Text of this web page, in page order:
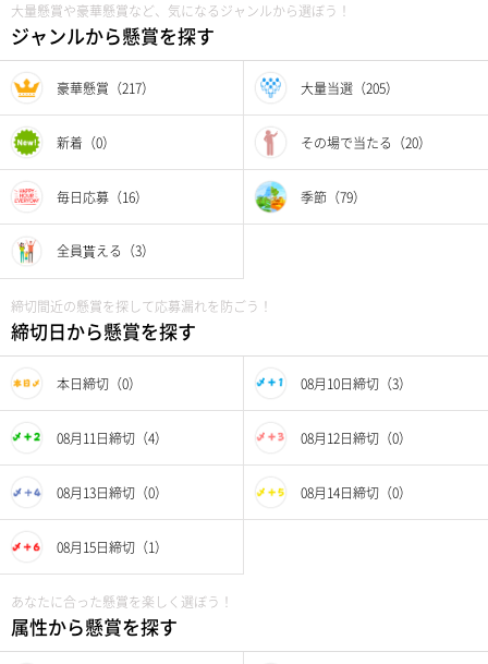
大量懸賞や豪華懸賞など、気になるジャンルから選ぼう！
ジャンルから懸賞を探す
豪華懸賞（217） 大量当選（205）
新着（0） その場で当たる（20）
毎日応募（16） 季節（79）
全員貰える（3）
締切間近の懸賞を探して応募漏れを防ごう！
締切日から懸賞を探す
本日締切（0） 08月10日締切（3）
08月11日締切（4） 08月12日締切（0）
08月13日締切（0） 08月14日締切（0）
08月15日締切（1）
あなたに合った懸賞を楽しく選ぼう！
属性から懸賞を探す